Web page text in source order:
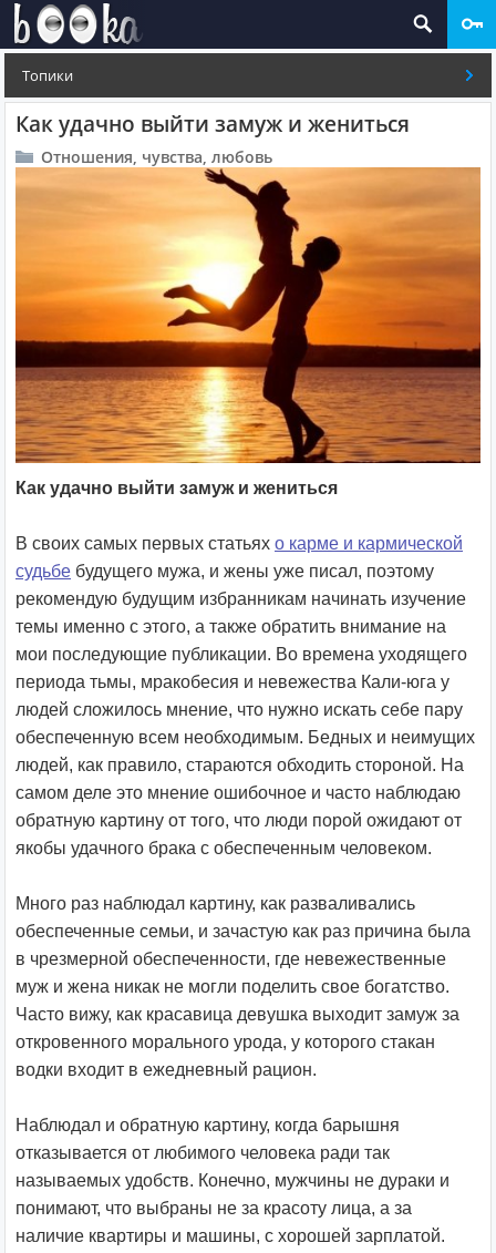
Топики
Как удачно выйти замуж и жениться
Отношения, чувства, любовь
Как удачно выйти замуж и жениться
В своих самых первых статьях о карме и кармической
судьбе будущего мужа, и жены уже писал, поэтому
рекомендую будущим избранникам начинать изучение
темы именно с этого, а также обратить внимание на
мои последующие публикации. Во времена уходящего
периода тьмы, мракобесия и невежества Кали-юга у
людей сложилось мнение, что нужно искать себе пару
обеспеченную всем необходимым. Бедных и неимущих
людей, как правило, стараются обходить стороной. На
самом деле это мнение ошибочное и часто наблюдаю
обратную картину от того, что люди порой ожидают от
якобы удачного брака с обеспеченным человеком.
Много раз наблюдал картину, как разваливались
обеспеченные семьи, и зачастую как раз причина была
в чрезмерной обеспеченности, где невежественные
муж и жена никак не могли поделить свое богатство.
Часто вижу, как красавица девушка выходит замуж за
откровенного морального урода, у которого стакан
водки входит в ежедневный рацион.
Наблюдал и обратную картину, когда барышня
отказывается от любимого человека ради так
называемых удобств. Конечно, мужчины не дураки и
понимают, что выбраны не за красоту лица, а за
наличие квартиры и машины, с хорошей зарплатой.